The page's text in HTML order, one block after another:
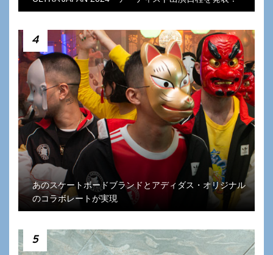
4
あのスケートボードブランドとアディダス・オリジナル
のコラボレートが実現
5